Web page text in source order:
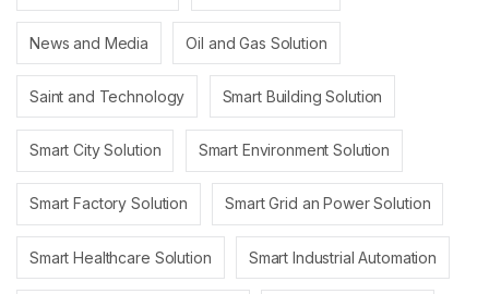
News and Media Oil and Gas Solution
Saint and Technology Smart Building Solution
Smart City Solution Smart Environment Solution
Smart Factory Solution Smart Grid an Power Solution
Smart Healthcare Solution Smart Industrial Automation